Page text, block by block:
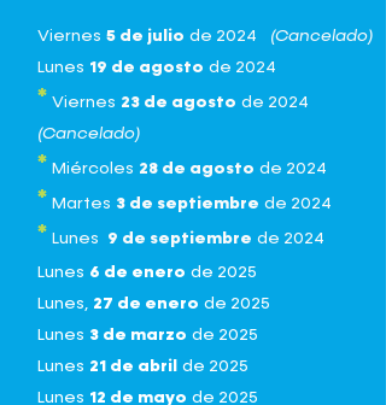
Viernes 5 de julio de 2024
(Cancelado)
Lunes 19 de agosto de 2024
* Viernes 23 de agosto de 2024
(Cancelado)
* Miércoles 28 de agosto de 2024
* Martes 3 de septiembre de 2024
* Lunes 9 de septiembre de 2024
Lunes 6 de enero de 2025
Lunes, 27 de enero de 2025
Lunes 3 de marzo de 2025
Lunes 21 de abril de 2025
Lunes 12 de mayo de 2025